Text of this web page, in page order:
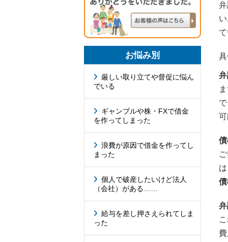
お悩み別
厳しい取り立てや督促に悩ん
でいる
ギャンブルや株・FXで借金
を作ってしまった
浪費が原因で借金を作ってし
まった
個人で破産したいけど法人
（会社）がある……
給与を差し押さえられてしま
った
て
可